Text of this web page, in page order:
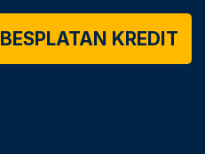
BESPLATAN KREDIT